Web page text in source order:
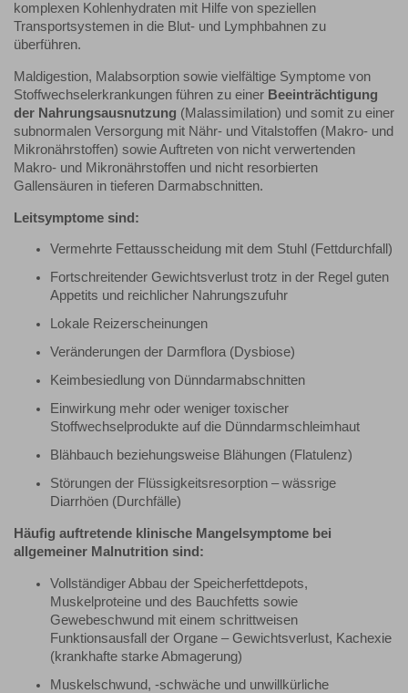
komplexen Kohlenhydraten mit Hilfe von speziellen
Transportsystemen in die Blut- und Lymphbahnen zu
überführen.
Maldigestion, Malabsorption sowie vielfältige Symptome von
Stoffwechselerkrankungen führen zu einer Beeinträchtigung
der Nahrungsausnutzung (Malassimilation) und somit zu einer
subnormalen Versorgung mit Nähr- und Vitalstoffen (Makro- und
Mikronährstoffen) sowie Auftreten von nicht verwertenden
Makro- und Mikronährstoffen und nicht resorbierten
Gallensäuren in tieferen Darmabschnitten.
Leitsymptome sind:
Vermehrte Fettausscheidung mit dem Stuhl (Fettdurchfall)
Fortschreitender Gewichtsverlust trotz in der Regel guten
Appetits und reichlicher Nahrungszufuhr
Lokale Reizerscheinungen
Veränderungen der Darmflora (Dysbiose)
Keimbesiedlung von Dünndarmabschnitten
Einwirkung mehr oder weniger toxischer
Stoffwechselprodukte auf die Dünndarmschleimhaut
Blähbauch beziehungsweise Blähungen (Flatulenz)
Störungen der Flüssigkeitsresorption – wässrige
Diarrhöen (Durchfälle)
Häufig auftretende klinische Mangelsymptome bei
allgemeiner Malnutrition sind:
Vollständiger Abbau der Speicherfettdepots,
Muskelproteine und des Bauchfetts sowie
Gewebeschwund mit einem schrittweisen
Funktionsausfall der Organe – Gewichtsverlust, Kachexie
(krankhafte starke Abmagerung)
Muskelschwund, -schwäche und unwillkürliche